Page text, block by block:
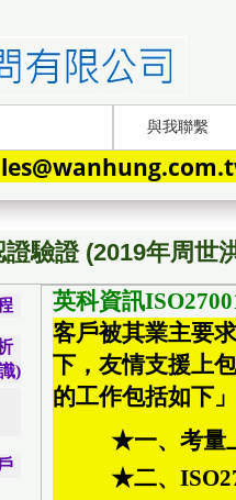
與我聯繫
驗證 (2019年周世
)
英科資訊
客戶被其業主要
下，友情支援上
的工作包括如下
★一、考量
★二、